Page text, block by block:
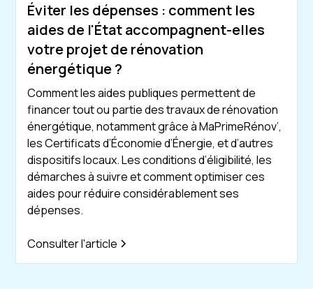
Éviter les dépenses : comment les
aides de l'État accompagnent-elles
votre projet de rénovation
énergétique ?
Comment les aides publiques permettent de
financer tout ou partie des travaux de rénovation
énergétique, notamment grâce à MaPrimeRénov’,
les Certificats d’Économie d’Énergie, et d’autres
dispositifs locaux. Les conditions d’éligibilité, les
démarches à suivre et comment optimiser ces
aides pour réduire considérablement ses
dépenses.
Consulter l'article